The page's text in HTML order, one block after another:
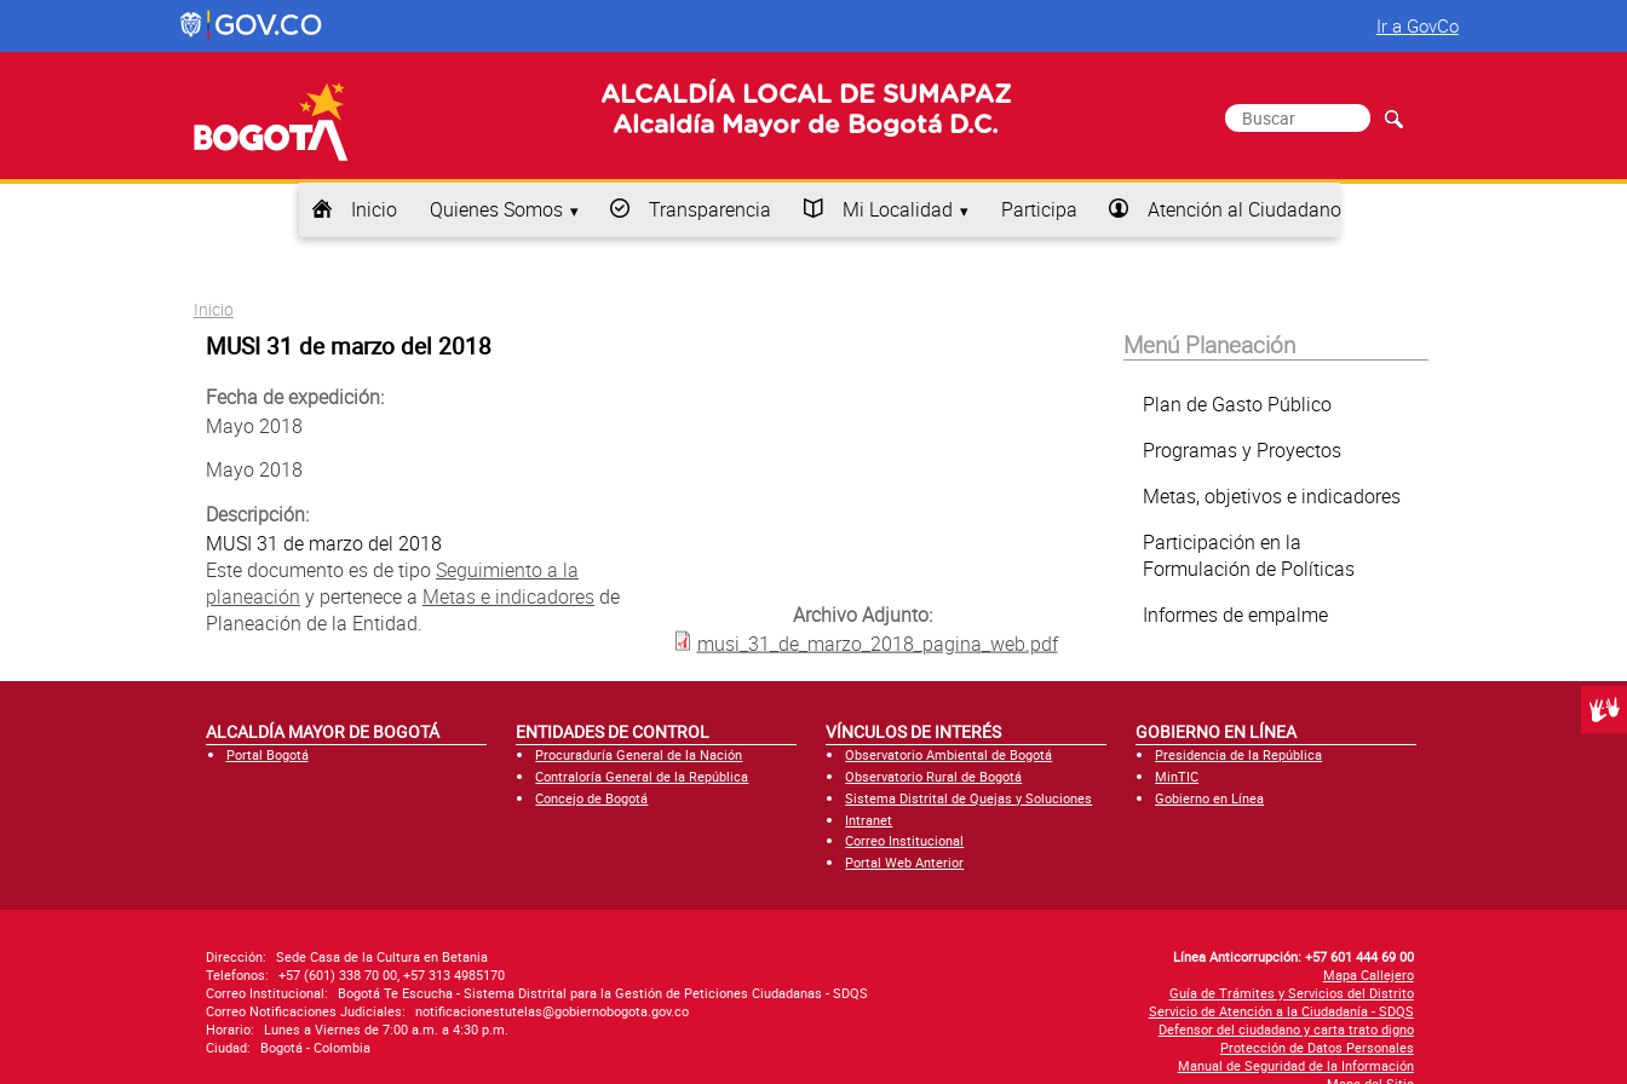
Ir a GovCo
ALCALDÍA LOCAL DE SUMAPAZ
Alcaldía Mayor de Bogotá D.C.
Formulario de búsqueda
Buscar
Inicio Quienes Somos Transparencia Mi Localidad Participa Atención al Ciudadano
Usted está aquí
Inicio
MUSI 31 de marzo del 2018
Fecha de expedición:
Mayo 2018
Mayo 2018
Descripción:
MUSI 31 de marzo del 2018
Este documento es de tipoSeguimiento a la
planeación y pertenece a Metas e indicadoresde
Planeación de la Entidad.
Archivo Adjunto:
musi_31_de_marzo_2018_pagina_web.pdf
Menú Planeación
Plan de Gasto Público
Programas y Proyectos
Metas, objetivos e indicadores
Participación en la
Formulación de Políticas
Informes de empalme
ALCALDÍA MAYOR DE BOGOTÁ
Portal Bogotá
ENTIDADES DE CONTROL
Procuraduría General de la Nación
Contraloría General de la República
Concejo de Bogotá
VÍNCULOS DE INTERÉS
Observatorio Ambiental de Bogotá
Observatorio Rural de Bogotá
Sistema Distrital de Quejas y Soluciones
Intranet
Correo Institucional
Portal Web Anterior
GOBIERNO EN LÍNEA
Presidencia de la República
MinTIC
Gobierno en Línea
Dirección: Sede Casa de la Cultura en Betania
Telefonos: +57 (601) 338 70 00, +57 313 4985170
Correo Institucional:
Bogotá Te Escucha - Sistema Distrital para la Gestión de Peticiones Ciudadanas - SDQS
Correo Notificaciones Judiciales: notificacionestutelas@gobiernobogota.gov.co
Horario:
Lunes a Viernes de 7:00 a.m. a 4:30 p.m.
Ciudad:
Bogotá - Colombia
Línea Anticorrupción: +57 601 444 69 00
Mapa Callejero
Guía de Trámites y Servicios del Distrito
Servicio de Atención a la Ciudadanía - SDQS
Defensor del ciudadano y carta trato digno
Protección de Datos Personales
Manual de Seguridad de la Información